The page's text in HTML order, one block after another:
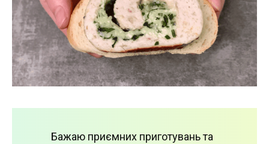
Бажаю приємних приготувань та